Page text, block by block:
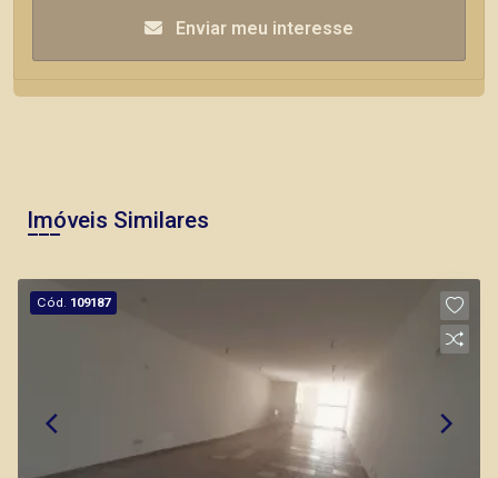
Enviar meu interesse
Imóveis Similares
Cód. 109187